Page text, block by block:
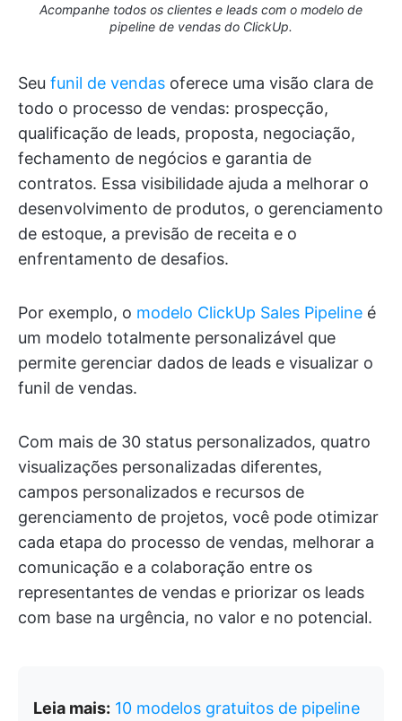
Acompanhe todos os clientes e leads com o modelo de
pipeline de vendas do ClickUp.
Seu funil de vendas oferece uma visão clara de
todo o processo de vendas: prospecção,
qualificação de leads, proposta, negociação,
fechamento de negócios e garantia de
contratos. Essa visibilidade ajuda a melhorar o
desenvolvimento de produtos, o gerenciamento
de estoque, a previsão de receita e o
enfrentamento de desafios.
Por exemplo, o modelo ClickUp Sales Pipeline é
um modelo totalmente personalizável que
permite gerenciar dados de leads e visualizar o
funil de vendas.
Com mais de 30 status personalizados, quatro
visualizações personalizadas diferentes,
campos personalizados e recursos de
gerenciamento de projetos, você pode otimizar
cada etapa do processo de vendas, melhorar a
comunicação e a colaboração entre os
representantes de vendas e priorizar os leads
com base na urgência, no valor e no potencial.
Leia mais: 10 modelos gratuitos de pipeline